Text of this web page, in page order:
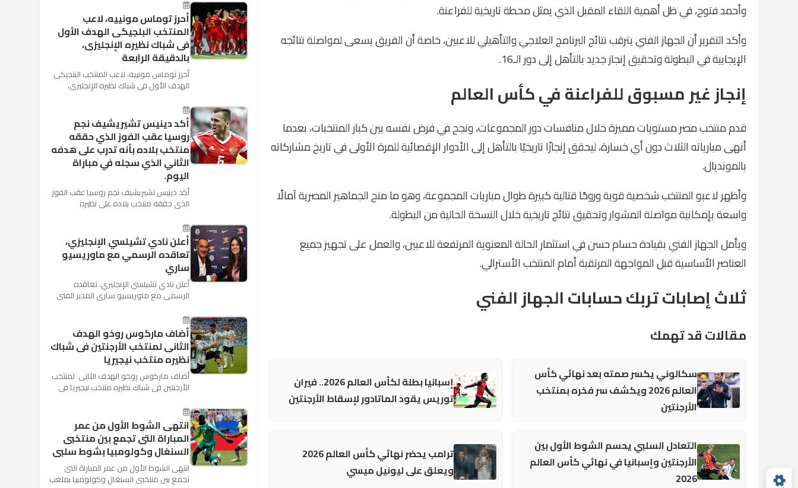
وأحمد فتوح، في ظل أهمية اللقاء المقبل الذي يمثل محطة تاريخية للفراعنة.
وأكد التقرير أن الجهاز الفني يترقب نتائج البرنامج العلاجي والتأهيلي للاعبين، خاصة أن الفريق يسعى لمواصلة نتائجه
الإيجابية في البطولة وتحقيق إنجاز جديد بالتأهل إلى دور الـ16.
إنجاز غير مسبوق للفراعنة في كأس العالم
قدم منتخب مصر مستويات مميزة خلال منافسات دور المجموعات، ونجح في فرض نفسه بين كبار المنتخبات، بعدما
أنهى مبارياته الثلاث دون أي خسارة، ليحقق إنجازًا تاريخيًا بالتأهل إلى الأدوار الإقصائية للمرة الأولى في تاريخ مشاركاته
بالمونديال.
وأظهر لاعبو المنتخب شخصية قوية وروحًا قتالية كبيرة طوال مباريات المجموعة، وهو ما منح الجماهير المصرية آمالًا
واسعة بإمكانية مواصلة المشوار وتحقيق نتائج تاريخية خلال النسخة الحالية من البطولة.
ويأمل الجهاز الفني بقيادة حسام حسن في استثمار الحالة المعنوية المرتفعة للاعبين، والعمل على تجهيز جميع
العناصر الأساسية قبل المواجهة المرتقبة أمام المنتخب الأسترالي.
ثلاث إصابات تربك حسابات الجهاز الفني
مقالات قد تهمك
سكالوني يكسر صمته بعد نهائي كأس
العالم 2026 ويكشف سر فخره بمنتخب
الأرجنتين
إسبانيا بطلة لكأس العالم 2026.. فيران
توريس يقود الماتادور لإسقاط الأرجنتين
التعادل السلبي يحسم الشوط الأول بين
الأرجنتين وإسبانيا في نهائي كأس العالم
2026
ترامب يحضر نهائي كأس العالم 2026
ويعلق على ليونيل ميسي
أحرز توماس مونييه، لاعب
المنتخب البلجيكى الهدف الأول
فى شباك نظيره الإنجليزى،
بالدقيقة الرابعة
أحرز توماس مونييه، لاعب المنتخب البلجيكى
الهدف الأول فى شباك نظيره الإنجليزى،
بينهما حاليا على م...
أكد دينيس تشيريشيف نجم
روسيا عقب الفوز الذي حققه
منتخب بلاده بأنه تدرب على هدفه
الثاني الذي سجله في مباراة
اليوم.
أكد دينيس تشيريشيف نجم روسيا عقب الفوز
الذي حققه منتخب بلاده على نظيره
كأس العالم بأنه تدرب على هد...
أعلن نادي تشيلسي الإنجليزي،
تعاقده الرسمي مع ماوريسيو
ساري
أعلن نادي تشيلسي الإنجليزي، تعاقده
الرسمي مع ماوريسيو ساري المدير الفني
المقبل وخلافة أنطونيو كو...
أضاف ماركوس روخو الهدف
الثانى لمنتخب الأرجنتين فى شباك
نظيره منتخب نيجيريا
أضاف ماركوس روخو الهدف الثانى لمنتخب
الأرجنتين فى شباك نظيره منتخب نيجيريا فى
"كريستوفسك...
انتهى الشوط الأول من عمر
المباراة التى تجمع بين منتخبى
السنغال وكولومبيا بشوط سلبى
انتهى الشوط الأول من عمر المباراة التى
تجمع بين منتخبى السنغال وكولومبيا بملعب